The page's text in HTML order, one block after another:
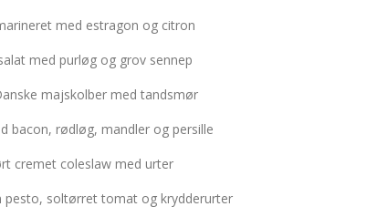
med estragon og citron
med purløg og grov sennep
majskolber med tandsmør
bacon, rødløg, mandler og persille
cremet coleslaw med urter
pesto, soltørret tomat og krydderurter